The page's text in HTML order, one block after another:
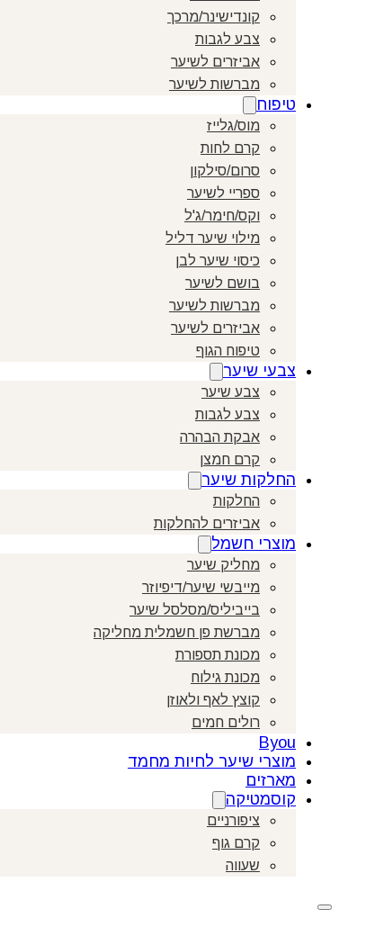
קונדישינר/מרכך
צבע לגבות
אביזרים לשיער
מברשות לשיער
טיפוח
מוס/גלייז
קרם לחות
סרום/סילקון
ספריי לשיער
וקס/חימר/ג'ל
מילוי שיער דליל
כיסוי שיער לבן
בושם לשיער
מברשות לשיער
אביזרים לשיער
טיפוח הגוף
צבעי שיער
צבע שיער
צבע לגבות
אבקת הבהרה
קרם חמצן
החלקות שיער
החלקות
אביזרים להחלקות
מוצרי חשמל
מחליק שיער
מייבשי שיער/דיפיוזר
בייביליס/מסלסל שיער
מברשת פן חשמלית מחליקה
מכונת תספורת
מכונת גילוח
קוצץ לאף ולאוזן
רולים חמים
Byou
מוצרי שיער לחיות מחמד
מארזים
קוסמטיקה
ציפורניים
קרם גוף
שעווה